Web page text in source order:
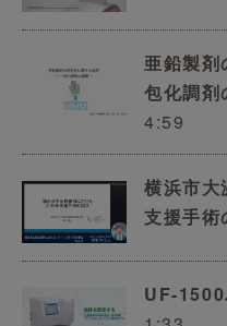
亜鉛製剤
包化調剤
4:59
横浜市大
支援手術
UF-1500